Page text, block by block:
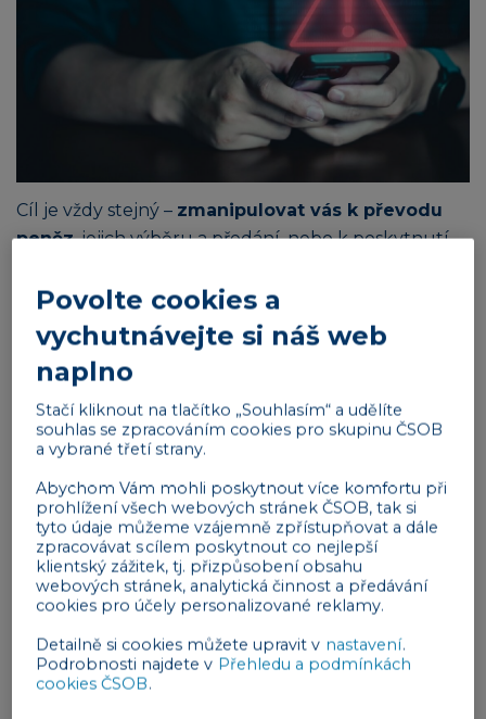
Cíl je vždy stejný – zmanipulovat vás k převodu
peněz, jejich výběru a předání, nebo k poskytnutí
firmy a OSVČ významné finanční i reputační riziko.
Typické znaky podvodu
Volající se
policista.
Vyvolává paniku– tvrdí, že hrozí ztráta peněz
nebo ohrožení firemního účtu.
Nabízí „pomoc“ , například převedení
finančních prostředků na údajně bezpečný
účet.
Naléhá narychlé rozhodnutía diskrétnost.
Povolte cookies a
vychutnávejte si náš web
naplno
Stačí kliknout na tlačítko „Souhlasím“ a udělíte
souhlas se zpracováním cookies pro skupinu ČSOB
a vybrané třetí strany.
Abychom Vám mohli poskytnout více komfortu při
prohlížení všech webových stránek ČSOB, tak si
tyto údaje můžeme vzájemně zpřístupňovat a dále
zpracovávat s cílem poskytnout co nejlepší
klientský zážitek, tj. přizpůsobení obsahu
webových stránek, analytická činnost a předávání
cookies pro účely personalizované reklamy.
Detailně si cookies můžete upravit v nastavení.
Podrobnosti najdete v Přehledu a podmínkách
cookies ČSOB.